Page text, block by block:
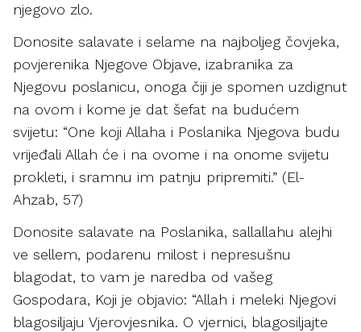
njegovo zlo.
Donosite salavate i selame na najboljeg čovjeka,
povjerenika Njegove Objave, izabranika za
Njegovu poslanicu, onoga čiji je spomen uzdignut
na ovom i kome je dat šefat na budućem
svijetu: “One koji Allaha i Poslanika Njegova budu
vrijeđali Allah će i na ovome i na onome svijetu
prokleti, i sramnu im patnju pripremiti.” (El-
Ahzab, 57)
Donosite salavate na Poslanika, sallallahu alejhi
ve sellem, podarenu milost i nepresušnu
blagodat, to vam je naredba od vašeg
Gospodara, Koji je objavio: “Allah i meleki Njegovi
blagosiljaju Vjerovjesnika. O vjernici, blagosiljajte